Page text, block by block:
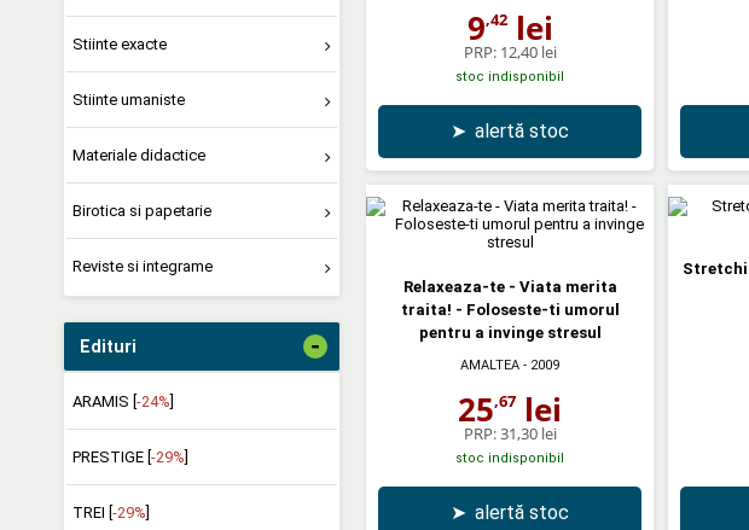
Stiinte exacte
Stiinte umaniste
Materiale didactice
Birotica si papetarie
Reviste si integrame
Edituri -
ARAMIS [ -24%
PRESTIGE [-29%]
TREI [-29%]
9,42lei
PRP: 12,40 lei
stoc indisponibil
➤ alertă stoc
Relaxeaza-te - Viata merita
traita! - Foloseste-ti umorul
pentru a invinge stresul
AMALTEA - 2009
25,67 lei
PRP:31,30 lei
stoc indisponibil
➤ alertă stoc